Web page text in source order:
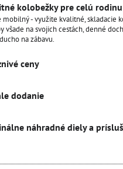
kolobežky pre celú rodinu
mobilný - využite kvalitné, skladacie
všade na svojich cestách, denné
na zábavu.
ceny
dodanie
náhradné diely a